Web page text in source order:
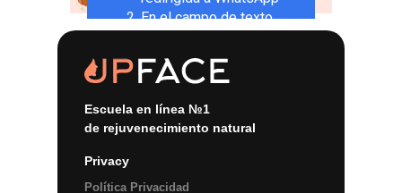
Facial
para perezosos”
Escuela en línea №1
de rejuvenecimiento natural
Privacy
Política Privacidad